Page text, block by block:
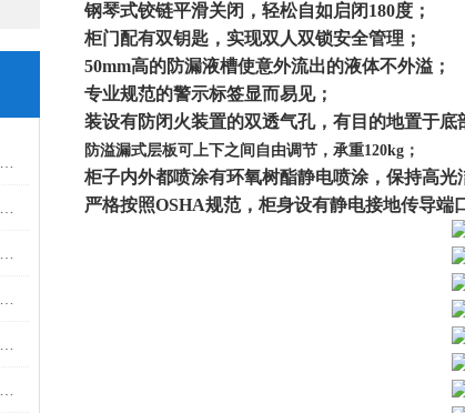
钢琴式铰链平滑关闭，轻松自如启闭180度；
柜门配有双钥匙，实现双人双锁安全管理；
50mm高的防漏液槽使意外流出的液体不外溢；
专业规范的警示标签显而易见；
装设有防闭火装置的双透气孔，有目的地置于底
防溢漏式层板可上下之间自由调节，承重120kg；
柜子内外都喷涂有环氧树酯静电喷涂，保持高光
严格按照OSHA规范，柜身设有静电接地传导端